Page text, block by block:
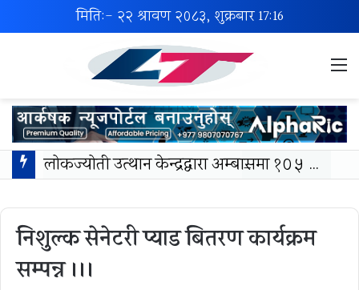
मिति:- २२ श्रावण २०८३, शुक्रबार17:16
लोकज्योती उत्थान केन्द्रद्वारा अम्बासमा १०५ विपन्न विद्यार्थीलाई शैक्षिक तथा खेलकुद सामग्री वितरण
निशुल्क सेनेटरी प्याड बितरण कार्यक्रम
सम्पन्न ।।।